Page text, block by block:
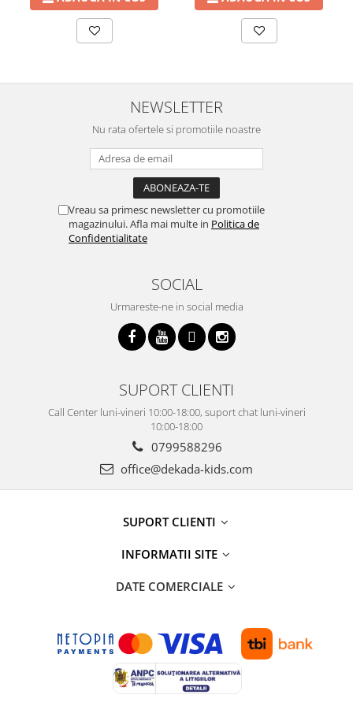
NEWSLETTER
Nu rata ofertele si promotiile noastre
Vreau sa primesc newsletter cu promotiile
magazinului. Afla mai multe in Politica de
Confidentialitate
SOCIAL
Urmareste-ne in social media
SUPORT CLIENTI
Call Center luni-vineri 10:00-18:00, suport chat luni-vineri
10:00-18:00
0799588296
office@dekada-kids.com
SUPORT CLIENTI
INFORMATII SITE
DATE COMERCIALE